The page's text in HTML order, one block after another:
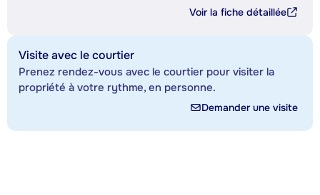
Voir la fiche détaillée
Visite avec le courtier
Prenez rendez-vous avec le courtier pour visiter la
propriété à votre rythme, en personne.
Demander une visite